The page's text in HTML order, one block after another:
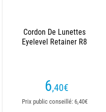
Cordon De Lunettes
Eyelevel Retainer R8
6,40€
Prix public conseillé: 6,40€